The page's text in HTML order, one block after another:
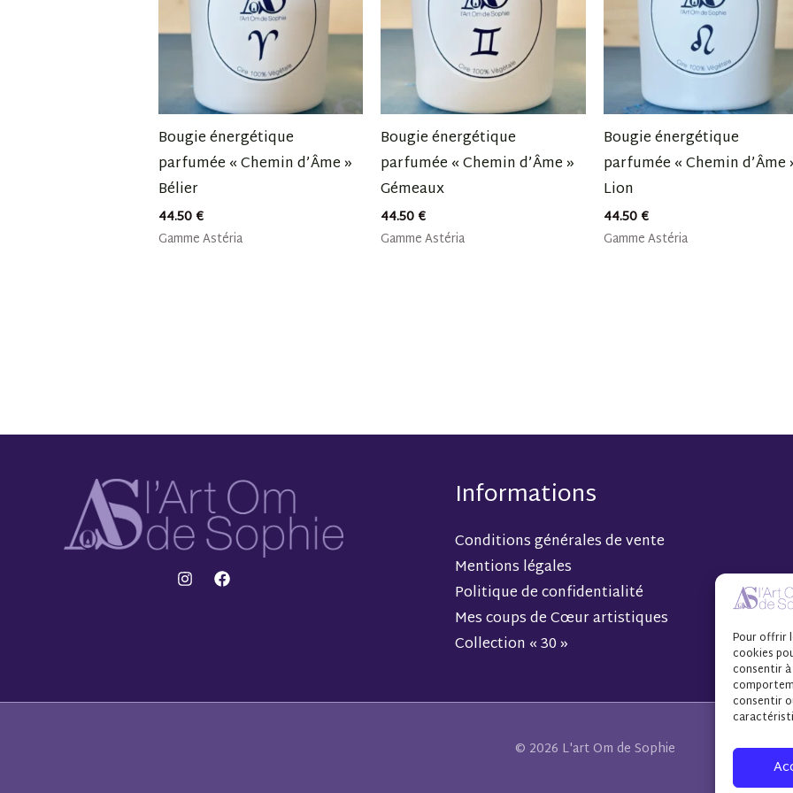
Pour offrir
cookies
consentir
consentir
Bougie énergétique
parfumée « Chemin d’Âme »
Bélier
44.50€
Gamme Astéria
Bougie énergétique
parfumée « Chemin d’Âme »
Gémeaux
44.50€
Gamme Astéria
Bougie énergétique
parfumée « Chemin d’Âme
Lion
44.50€
Gamme Astéria
Informations
Conditions générales de vente
Mentions légales
Politique de confidentialité
Mes coups de Cœur artistiques
Collection « 30 »
© 2026 L'art Om de Sophie